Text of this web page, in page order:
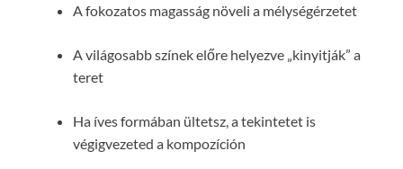
A fokozatos magasság növeli a mélységérzetet
A világosabb színek előre helyezve „kinyitják” a
teret
Ha íves formában ültetsz, a tekintetet is
végigvezeted a kompozíción